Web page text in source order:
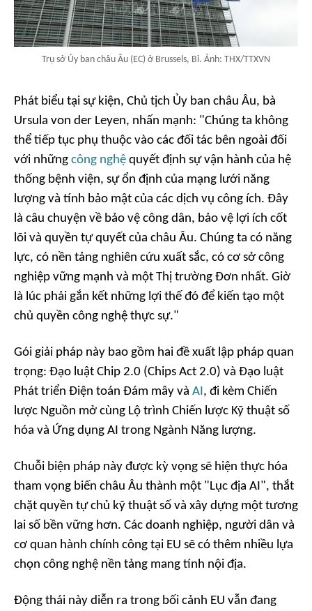
Trụ sở Ủy ban châu Âu (EC) ở Brussels, Bỉ. Ảnh: THX/TTXVN
Phát biểu tại sự kiện, Chủ tịch Ủy ban châu Âu, bà
Ursula von der Leyen, nhấn mạnh: "Chúng ta không
thể tiếp tục phụ thuộc vào các đối tác bên ngoài đối
với những công nghệ quyết định sự vận hành của hệ
thống bệnh viện, sự ổn định của mạng lưới năng
lượng và tính bảo mật của các dịch vụ công ích. Đây
là câu chuyện về bảo vệ công dân, bảo vệ lợi ích cốt
lõi và quyền tự quyết của châu Âu. Chúng ta có năng
lực, có nền tảng nghiên cứu xuất sắc, có cơ sở công
nghiệp vững mạnh và một Thị trường Đơn nhất. Giờ
là lúc phải gắn kết những lợi thế đó để kiến tạo một
chủ quyền công nghệ thực sự."
Gói giải pháp này bao gồm hai đề xuất lập pháp quan
trọng: Đạo luật Chip 2.0 (Chips Act 2.0) và Đạo luật
Phát triển Điện toán Đám mây và AI , đi kèm Chiến
lược Nguồn mở cùng Lộ trình Chiến lược Kỹ thuật số
hóa và Ứng dụng AI trong Ngành Năng lượng.
Chuỗi biện pháp này được kỳ vọng sẽ hiện thực hóa
tham vọng biến châu Âu thành một "Lục địa AI", thắt
chặt quyền tự chủ kỹ thuật số và xây dựng một tương
lai số bền vững hơn. Các doanh nghiệp, người dân và
cơ quan hành chính công tại EU sẽ có thêm nhiều lựa
chọn công nghệ nền tảng mang tính nội địa.
Động thái này diễn ra trong bối cảnh EU vẫn đang